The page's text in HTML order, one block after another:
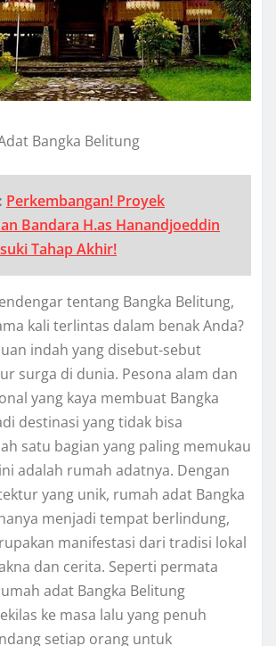
Bangka Belitung
Perkembangan! Proyek
Bandara H.as Hanandjoeddin
Tahap Akhir!
tentang Bangka Belitung,
kali terlintas dalam benak Anda?
indah yang disebut-sebut
surga di dunia. Pesona alam dan
yang kaya membuat Bangka
destinasi yang tidak bisa
satu bagian yang paling memukau
adalah rumah adatnya. Dengan
yang unik, rumah adat Bangka
menjadi tempat berlindung,
manifestasi dari tradisi lokal
dan cerita. Seperti permata
adat Bangka Belitung
ke masa lalu yang penuh
setiap orang untuk